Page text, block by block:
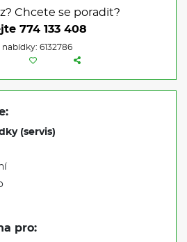
Chcete se poradit?
774 133 408
nabídky: 6132786
(servis)
pro: